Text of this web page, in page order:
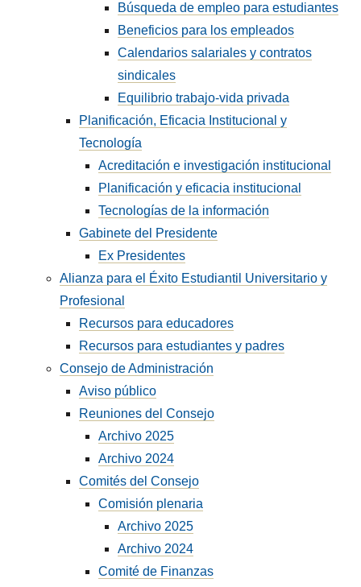
Búsqueda de empleo para estudiantes
Beneficios para los empleados
Calendarios salariales y contratos
sindicales
Equilibrio trabajo-vida privada
Planificación, Eficacia Institucional y
Tecnología
Acreditación e investigación institucional
Planificación y eficacia institucional
Tecnologías de la información
Gabinete del Presidente
Ex Presidentes
Alianza para el Éxito Estudiantil Universitario y
Profesional
Recursos para educadores
Recursos para estudiantes y padres
Consejo de Administración
Aviso público
Reuniones del Consejo
Archivo 2025
Archivo 2024
Comités del Consejo
Comisión plenaria
Archivo 2025
Archivo 2024
Comité de Finanzas